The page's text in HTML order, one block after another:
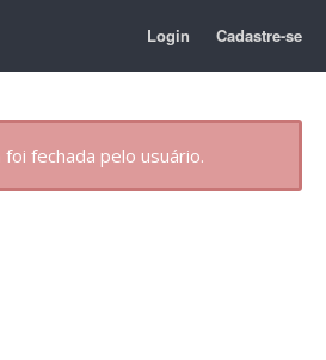
Login Cadastre-se
foi fechada pelo usuário.